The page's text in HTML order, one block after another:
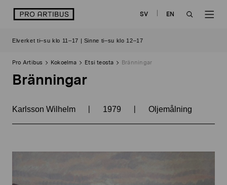
sisältöön
logo SV
EN
Elverket ti–su klo 11–17 | Sinne ti–su klo 12–17
Pro Artibus Kokoelma Etsi teosta Bränningar
Bränningar
Karlsson Wilhelm | 1979 | Oljemålning